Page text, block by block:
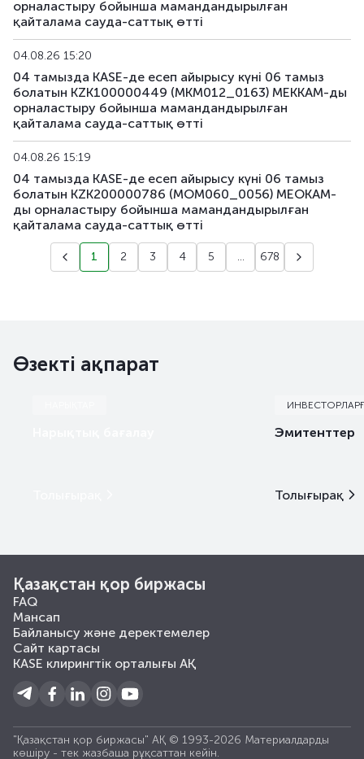
орналастыру бойынша мамандандырылған
қайталама сауда-саттық өтті
04.08.26 15:20
04 тамызда KASE-де есеп айырысу күні 06 тамыз
болатын KZK100000449 (MKM012_0163) МЕККАМ-ды
орналастыру бойынша мамандандырылған
қайталама сауда-саттық өтті
04.08.26 15:19
04 тамызда KASE-де есеп айырысу күні 06 тамыз
болатын KZK200000786 (MOM060_0056) МЕОКАМ-
ды орналастыру бойынша мамандандырылған
қайталама сауда-саттық өтті
1 2 3 4 5 ... 678
Өзекті ақпарат
Эмитенттер
Толығырақ
Қазақстан қор биржасы
FAQ
Мансап
Байланысу және деректемелер
Сайт картасы
KASE клирингтік орталығы АҚ
"Қазақстан қор биржасы" АҚ © 1993-2026 Материалдарды
көшiру - тек жазбаша рұқсаттан кейiн.